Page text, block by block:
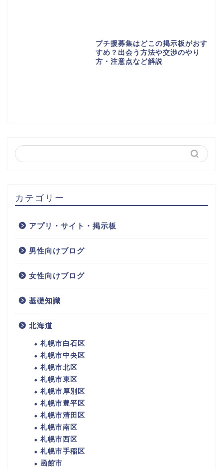
プチ援募集はどこの掲示板がおす
すめ？出会う方法や交渉のやり
方・注意点など解説
カテゴリー
アプリ・サイト・掲示板
男性向けブログ
女性向けブログ
基礎知識
北海道
札幌市白石区
札幌市中央区
札幌市北区
札幌市東区
札幌市厚別区
札幌市豊平区
札幌市清田区
札幌市南区
札幌市西区
札幌市手稲区
函館市